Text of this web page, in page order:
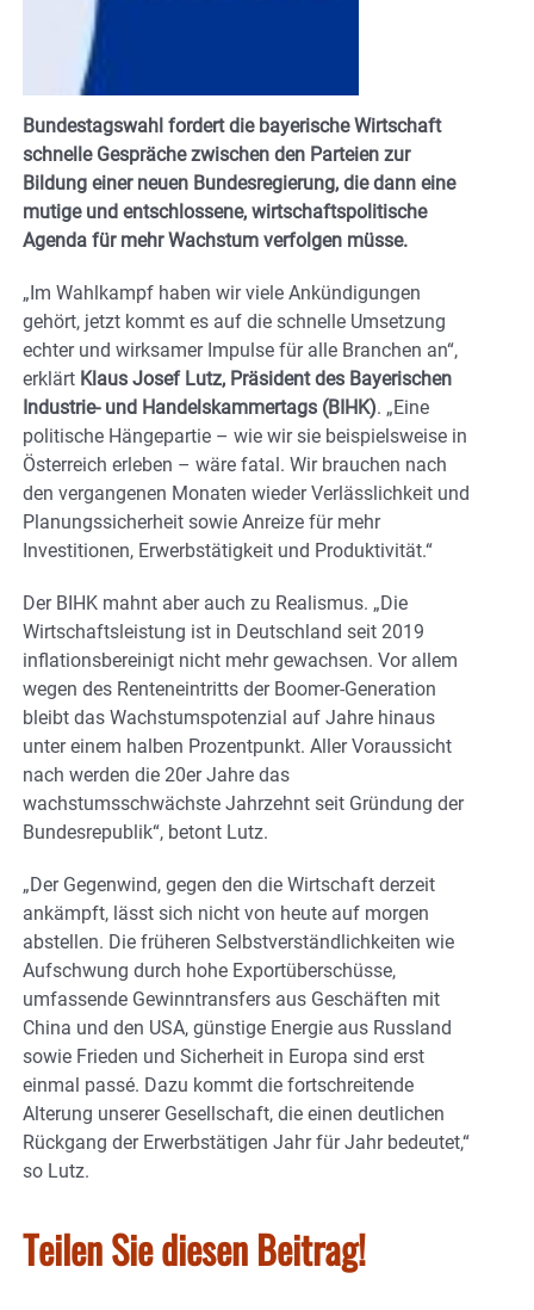
Bundestagswahl fordert die bayerische Wirtschaft
schnelle Gespräche zwischen den Parteien zur
Bildung einer neuen Bundesregierung, die dann eine
mutige und entschlossene, wirtschaftspolitische
Agenda für mehr Wachstum verfolgen müsse.
„Im Wahlkampf haben wir viele Ankündigungen
gehört, jetzt kommt es auf die schnelle Umsetzung
echter und wirksamer Impulse für alle Branchen an“,
erklärt Klaus Josef Lutz, Präsident des Bayerischen
Industrie- und Handelskammertags (BIHK). „Eine
politische Hängepartie – wie wir sie beispielsweise in
Österreich erleben – wäre fatal. Wir brauchen nach
den vergangenen Monaten wieder Verlässlichkeit und
Planungssicherheit sowie Anreize für mehr
Investitionen, Erwerbstätigkeit und Produktivität.“
Der BIHK mahnt aber auch zu Realismus. „Die
Wirtschaftsleistung ist in Deutschland seit 2019
inflationsbereinigt nicht mehr gewachsen. Vor allem
wegen des Renteneintritts der Boomer-Generation
bleibt das Wachstumspotenzial auf Jahre hinaus
unter einem halben Prozentpunkt. Aller Voraussicht
nach werden die 20er Jahre das
wachstumsschwächste Jahrzehnt seit Gründung der
Bundesrepublik“, betont Lutz.
„Der Gegenwind, gegen den die Wirtschaft derzeit
ankämpft, lässt sich nicht von heute auf morgen
abstellen. Die früheren Selbstverständlichkeiten wie
Aufschwung durch hohe Exportüberschüsse,
umfassende Gewinntransfers aus Geschäften mit
China und den USA, günstige Energie aus Russland
sowie Frieden und Sicherheit in Europa sind erst
einmal passé. Dazu kommt die fortschreitende
Alterung unserer Gesellschaft, die einen deutlichen
Rückgang der Erwerbstätigen Jahr für Jahr bedeutet,“
so Lutz.
Teilen Sie diesen Beitrag!